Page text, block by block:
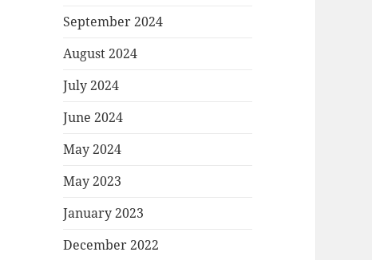
September 2024
August 2024
July 2024
June 2024
May 2024
May 2023
January 2023
December 2022